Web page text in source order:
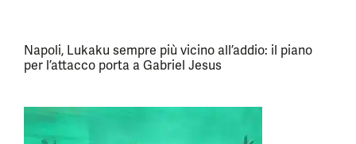
Napoli, Lukaku sempre più vicino all’addio: il piano
per l’attacco porta a Gabriel Jesus